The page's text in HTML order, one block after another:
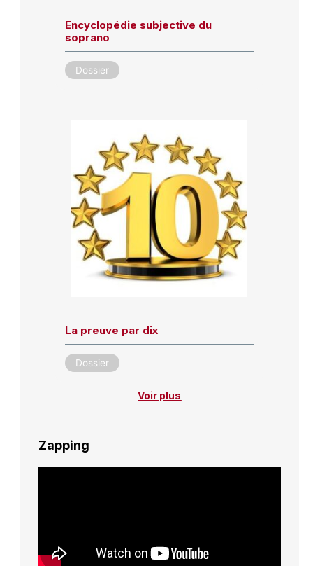
Encyclopédie subjective du
soprano
Dossier
La preuve par dix
Dossier
Voir plus
Zapping